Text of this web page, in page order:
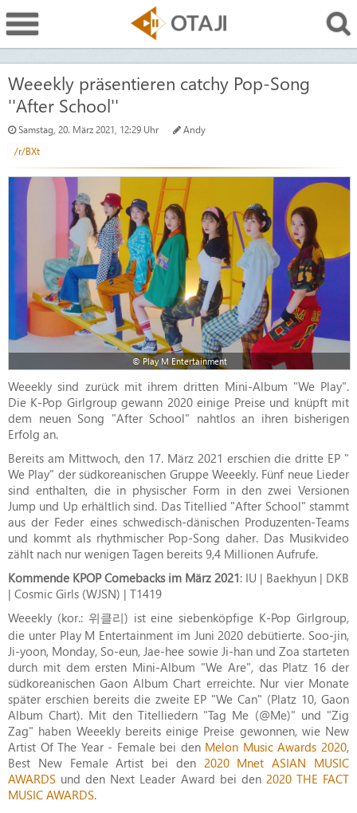
Weeekly präsentieren catchy Pop-Song
''After School''
Samstag, 20. März 2021, 12:29 Uhr
Andy
/r/BXt
© Play M Entertainment
Weeekly sind zurück mit ihrem dritten Mini-Album "We Play".
Die K-Pop Girlgroup gewann 2020 einige Preise und knüpft mit
dem neuen Song "After School" nahtlos an ihren bisherigen
Erfolg an.
Bereits am Mittwoch, den 17. März 2021 erschien die dritte EP "
We Play" der südkoreanischen Gruppe Weeekly. Fünf neue Lieder
sind enthalten, die in physischer Form in den zwei Versionen
Jump und Up erhältlich sind. Das Titellied "After School" stammt
aus der Feder eines schwedisch-dänischen Produzenten-Teams
und kommt als rhythmischer Pop-Song daher. Das Musikvideo
zählt nach nur wenigen Tagen bereits 9,4 Millionen Aufrufe.
Kommende KPOP Comebacks im März 2021: IU | Baekhyun | DKB
| Cosmic Girls (WJSN) | T1419
Weeekly (kor.: 위클리) ist eine siebenköpfige K-Pop Girlgroup,
die unter Play M Entertainment im Juni 2020 debütierte. Soo-jin,
Ji-yoon, Monday, So-eun, Jae-hee sowie Ji-han und Zoa starteten
durch mit dem ersten Mini-Album "We Are", das Platz 16 der
südkoreanischen Gaon Album Chart erreichte. Nur vier Monate
später erschien bereits die zweite EP "We Can" (Platz 10, Gaon
Album Chart). Mit den Titelliedern "Tag Me (@Me)" und "Zig
Zag" haben Weeekly bereits einige Preise gewonnen, wie New
Artist Of The Year - Female bei den Melon Music Awards 2020,
Best New Female Artist bei den 2020 Mnet ASIAN MUSIC
AWARDS und den Next Leader Award bei den 2020 THE FACT
MUSIC AWARDS.